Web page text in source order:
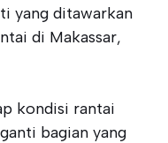
yang ditawarkan
di Makassar,
kondisi rantai
bagian yang